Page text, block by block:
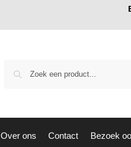
Over ons Contact Bezoek